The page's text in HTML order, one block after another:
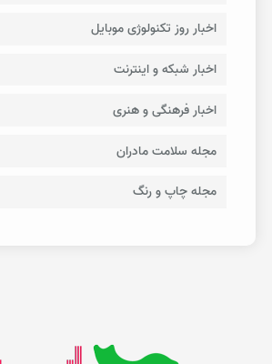
اخبار روز تکنولوژی موبایل
اخبار شبکه و اینترنت
اخبار فرهنگی و هنری
مجله سلامت مادران
مجله چاپ و رنگ